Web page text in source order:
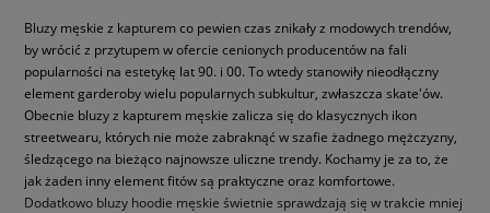
Bluzy męskie z kapturem co pewien czas znikały z modowych trendów,
by wrócić z przytupem w ofercie cenionych producentów na fali
popularności na estetykę lat 90. i 00. To wtedy stanowiły nieodłączny
element garderoby wielu popularnych subkultur, zwłaszcza skate'ów.
Obecnie bluzy z kapturem męskie zalicza się do klasycznych ikon
streetwearu, których nie może zabraknąć w szafie żadnego mężczyzny,
śledzącego na bieżąco najnowsze uliczne trendy. Kochamy je za to, że
jak żaden inny element fitów są praktyczne oraz komfortowe.
Dodatkowo bluzy hoodie męskie świetnie sprawdzają się w trakcie mniej